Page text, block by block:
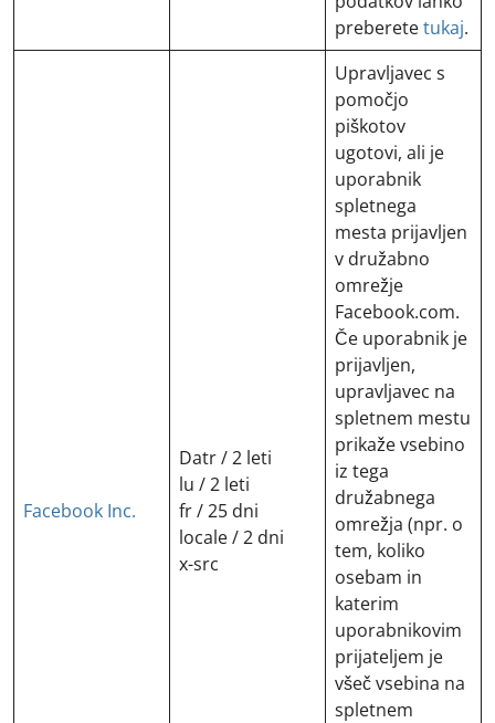
preberetetukaj.
Facebook Inc.
Datr / 2 leti
lu / 2 leti
fr / 25 dni
locale / 2 dni
x-src
Upravljavec s
pomočjo
piškotov
ugotovi, ali je
uporabnik
spletnega
mesta prijavljen
v družabno
omrežje
Facebook.com.
Če uporabnik je
prijavljen,
upravljavec na
spletnem mestu
prikaže vsebino
iz tega
družabnega
omrežja (npr. o
tem, koliko
osebam in
katerim
uporabnikovim
prijateljem je
všeč vsebina na
spletnem